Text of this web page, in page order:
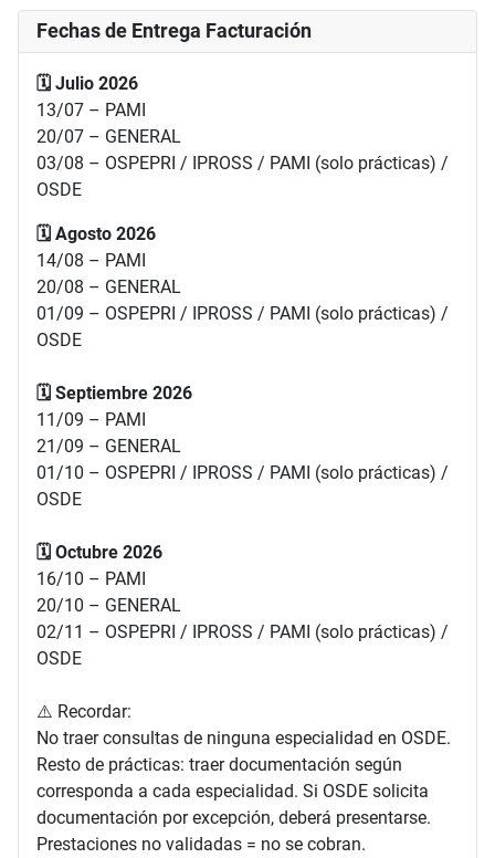
Fechas de Entrega Facturación
🗓️ Julio 2026
13/07 – PAMI
20/07 – GENERAL
03/08 – OSPEPRI / IPROSS / PAMI (solo prácticas) /
OSDE
🗓️ Agosto 2026
14/08 – PAMI
20/08 – GENERAL
01/09 – OSPEPRI / IPROSS / PAMI (solo prácticas) /
OSDE
🗓️ Septiembre 2026
11/09 – PAMI
21/09 – GENERAL
01/10 – OSPEPRI / IPROSS / PAMI (solo prácticas) /
OSDE
🗓️ Octubre 2026
16/10 – PAMI
20/10 – GENERAL
02/11 – OSPEPRI / IPROSS / PAMI (solo prácticas) /
OSDE
⚠️ Recordar:
No traer consultas de ninguna especialidad en OSDE.
Resto de prácticas: traer documentación según
corresponda a cada especialidad. Si OSDE solicita
documentación por excepción, deberá presentarse.
Prestaciones no validadas = no se cobran.